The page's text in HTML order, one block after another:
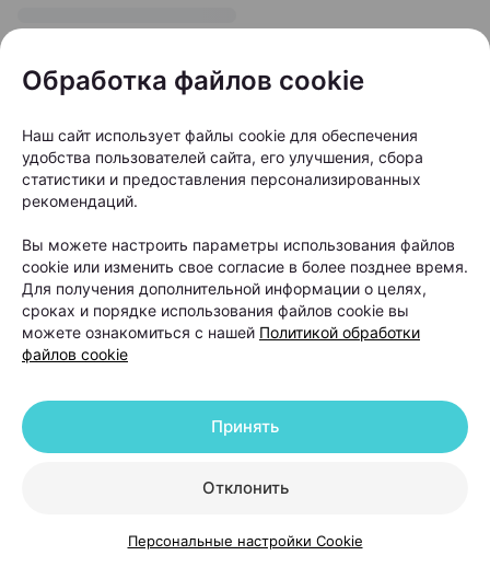
нужно обращаться к
трихологу?
Автор:103.by, 20.07.2026
На расческе остается все больше волос, пробор
становится шире, а в интернете советуют то
витамины, то шампуни от выпадения, то
очередной «чудо-БАД». Но что делать, чтобы
действительно решить проблему? Вместе с
врачом-косметологом и дерматологом,
основателем и руководителем Центра
косметологии и дерматологии KODERM
(КОДЕРМ) Ольгой Кудаленкиной разбираемся,
методы сегодня используют для восстановления
Обработка файлов cookie
Наш сайт использует файлы cookie для обеспечения
удобства пользователей сайта, его улучшения, сбора
статистики и предоставления персонализированных
рекомендаций.
Вы можете настроить параметры использования файлов
cookie или изменить свое согласие в более позднее время.
Для получения дополнительной информации о целях,
сроках и порядке использования файлов cookie вы
можете ознакомиться с нашей Политикой обработки
файлов cookie
Отклонить
Принять
Персональные настройки Cookie